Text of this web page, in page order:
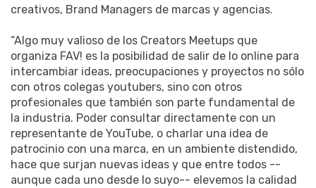
creativos, Brand Managers de marcas y agencias.
“Algo muy valioso de los Creators Meetups que
organiza FAV! es la posibilidad de salir de lo online para
intercambiar ideas, preocupaciones y proyectos no sólo
con otros colegas youtubers, sino con otros
profesionales que también son parte fundamental de
la industria. Poder consultar directamente con un
representante de YouTube, o charlar una idea de
patrocinio con una marca, en un ambiente distendido,
hace que surjan nuevas ideas y que entre todos --
aunque cada uno desde lo suyo-- elevemos la calidad